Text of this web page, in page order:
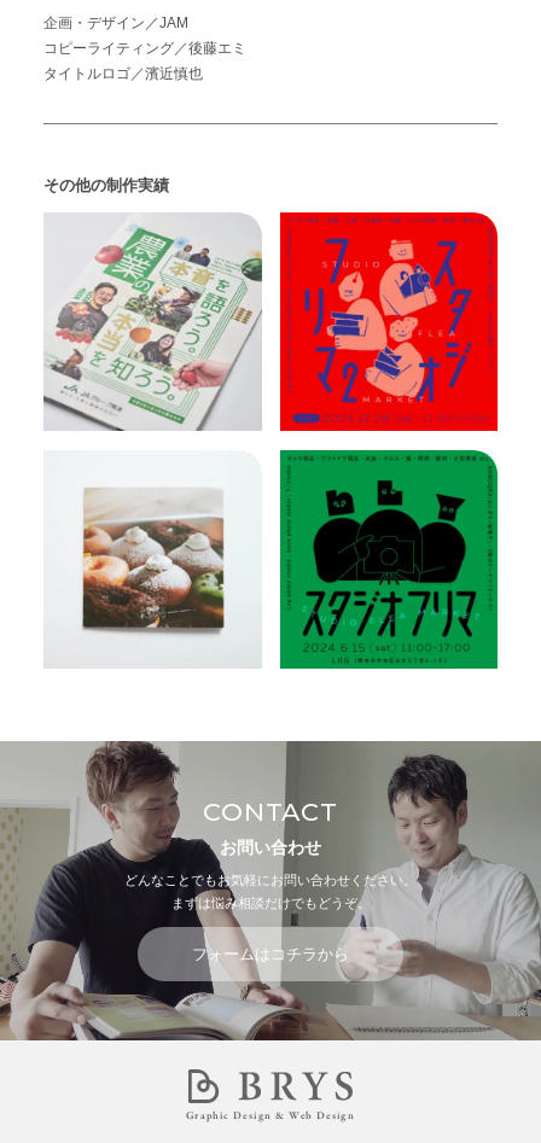
企画・デザイン／JAM
コピーライティング／後藤エミ
タイトルロゴ／濱近慎也
その他の制作実績
CONTACT
お問い合わせ
どんなことでもお気軽にお問い合わせください。
まずは悩み相談だけでもどうぞ。
フォームはコチラから
Graphic Design & Web Design